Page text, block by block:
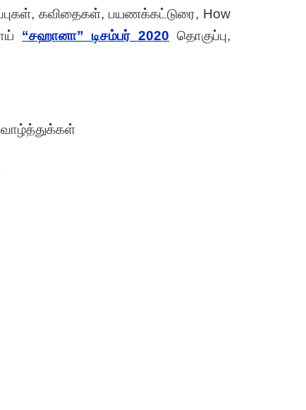
கவிதைகள், பயணக்கட்டுரை, How
“சஹானா” டிசம்பர் 2020 தொகுப்பு,